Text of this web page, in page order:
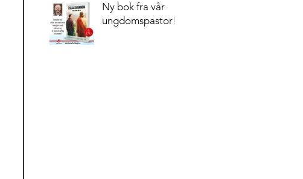
Ny bok fra vår
ungdomspastor!